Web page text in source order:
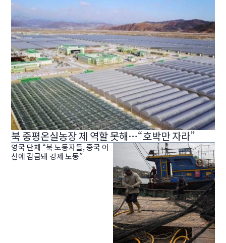
북 중평온실농장 제 역할 못해…“호박만 자라”
영국 단체 “북 노동자들, 중국 어
선에 감금돼 강제 노동”